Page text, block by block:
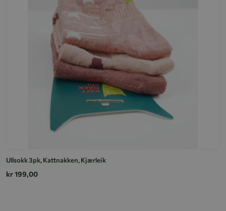
Ullsokk 3pk, Kattnakken, Kjærleik
kr 199,00